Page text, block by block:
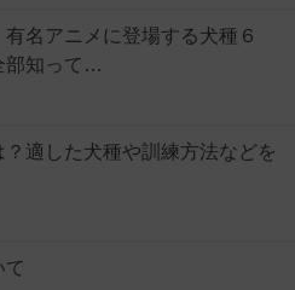
有名アニメに登場する犬種６
部知って…
？適した犬種や訓練方法などを
て